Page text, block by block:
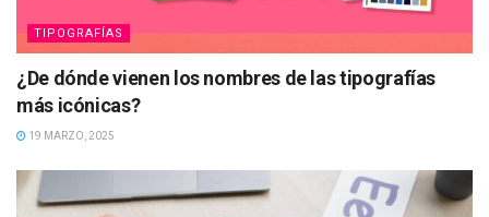
TIPOGRAFÍAS
¿De dónde vienen los nombres de las tipografías
más icónicas?
19 MARZO, 2025